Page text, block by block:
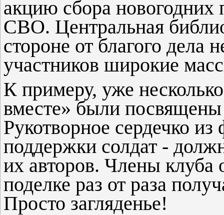
акцию сбора новогодних
СВО. Центральная
стороне от благого дела
участников широкие
К примеру, уже
вместе» были
Рукотворное сердечко
поддержки солдат -
их авторов. Члены клуба
поделке раз от раза
Просто загляденье!